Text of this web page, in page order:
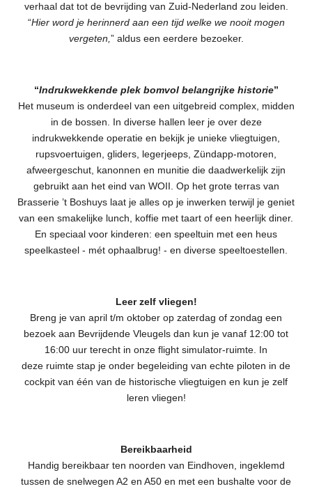
verhaal dat tot de bevrijding van Zuid-Nederland zou leiden.
“Hier word je herinnerd aan een tijd welke we nooit mogen
vergeten,” aldus een eerdere bezoeker.
“Indrukwekkende plek bomvol belangrijke historie”
Het museum is onderdeel van een uitgebreid complex, midden
in de bossen. In diverse hallen leer je over deze
indrukwekkende operatie en bekijk je unieke vliegtuigen,
rupsvoertuigen, gliders, legerjeeps, Zündapp-motoren,
afweergeschut, kanonnen en munitie die daadwerkelijk zijn
gebruikt aan het eind van WOII. Op het grote terras van
Brasserie ’t Boshuys laat je alles op je inwerken terwijl je geniet
van een smakelijke lunch, koffie met taart of een heerlijk diner.
En speciaal voor kinderen: een speeltuin met een heus
speelkasteel - mét ophaalbrug! - en diverse speeltoestellen.
Leer zelf vliegen!
Breng je van april t/m oktober op zaterdag of zondag een
bezoek aan Bevrijdende Vleugels dan kun je vanaf 12:00 tot
16:00 uur terecht in onze flight simulator-ruimte. In
deze ruimte stap je onder begeleiding van echte piloten in de
cockpit van één van de historische vliegtuigen en kun je zelf
leren vliegen!
Bereikbaarheid
Handig bereikbaar ten noorden van Eindhoven, ingeklemd
tussen de snelwegen A2 en A50 en met een bushalte voor de